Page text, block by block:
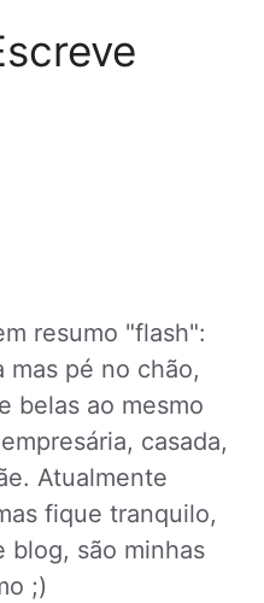
resumo "flash":
mas pé no chão,
belas ao mesmo
casada,
Atualmente
fique tranquilo,
blog, são minhas
;)